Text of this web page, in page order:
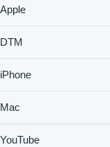
Apple
DTM
iPhone
Mac
YouTube